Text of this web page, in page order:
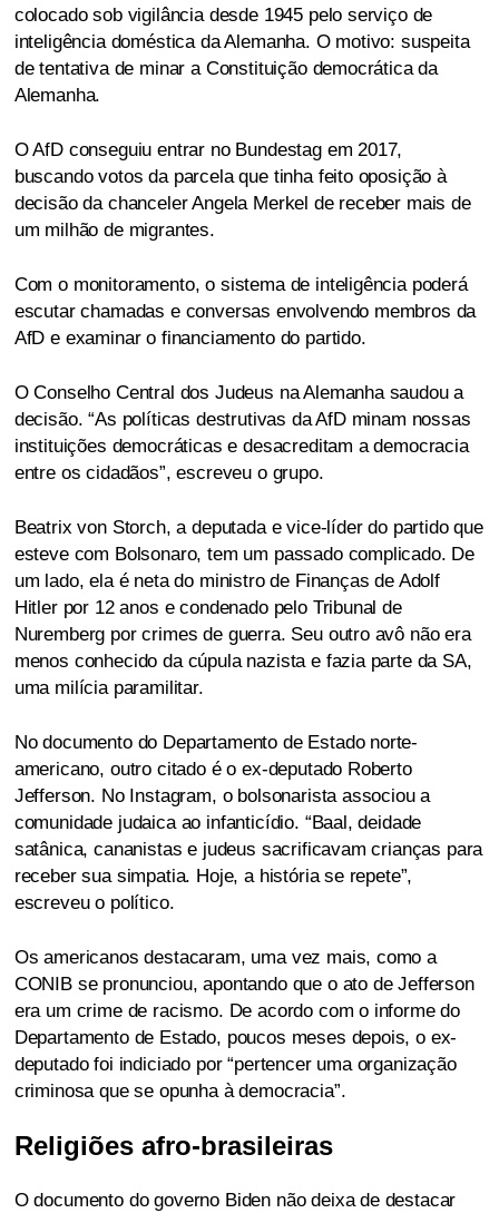
colocado sob vigilância desde 1945 pelo serviço de
inteligência doméstica da Alemanha. O motivo: suspeita
de tentativa de minar a Constituição democrática da
Alemanha.
O AfD conseguiu entrar no Bundestag em 2017,
buscando votos da parcela que tinha feito oposição à
decisão da chanceler Angela Merkel de receber mais de
um milhão de migrantes.
Com o monitoramento, o sistema de inteligência poderá
escutar chamadas e conversas envolvendo membros da
AfD e examinar o financiamento do partido.
O Conselho Central dos Judeus na Alemanha saudou a
decisão. “As políticas destrutivas da AfD minam nossas
instituições democráticas e desacreditam a democracia
entre os cidadãos”, escreveu o grupo.
Beatrix von Storch, a deputada e vice-líder do partido que
esteve com Bolsonaro, tem um passado complicado. De
um lado, ela é neta do ministro de Finanças de Adolf
Hitler por 12 anos e condenado pelo Tribunal de
Nuremberg por crimes de guerra. Seu outro avô não era
menos conhecido da cúpula nazista e fazia parte da SA,
uma milícia paramilitar.
No documento do Departamento de Estado norte-
americano, outro citado é o ex-deputado Roberto
Jefferson. No Instagram, o bolsonarista associou a
comunidade judaica ao infanticídio. “Baal, deidade
satânica, cananistas e judeus sacrificavam crianças para
receber sua simpatia. Hoje, a história se repete”,
escreveu o político.
Os americanos destacaram, uma vez mais, como a
CONIB se pronunciou, apontando que o ato de Jefferson
era um crime de racismo. De acordo com o informe do
Departamento de Estado, poucos meses depois, o ex-
deputado foi indiciado por “pertencer uma organização
criminosa que se opunha à democracia”.
Religiões afro-brasileiras
O documento do governo Biden não deixa de destacar